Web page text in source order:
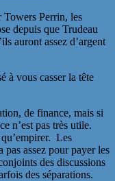
Towers Perrin, les
depuis que Trudeau
auront assez d’argent
à vous casser la tête
de finance, mais si
n’est pas très utile.
Les
pas assez pour payer les
des discussions
des séparations.